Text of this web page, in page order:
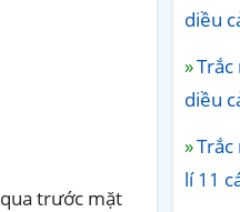
trước mặt
diều
Trắc
diều
Trắc
lí 11